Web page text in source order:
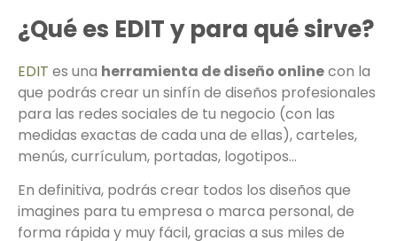
¿Qué es EDIT y para qué sirve?
EDIT es una herramienta de diseño onlinecon la
que podrás crear un sinfín de diseños profesionales
para las redes sociales de tu negocio (con las
medidas exactas de cada una de ellas), carteles,
menús, currículum, portadas, logotipos…
En definitiva, podrás crear todos los diseños que
imagines para tu empresa o marca personal, de
forma rápida y muy fácil, gracias a sus miles de